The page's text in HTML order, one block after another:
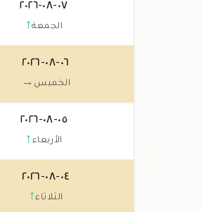
٠٧-٠٨-٢٠٢٦
الجمعة↑
٠٦-٠٨-٢٠٢٦
الخميس →
٠٥-٠٨-٢٠٢٦
الأربعاء ↑
٠٤-٠٨-٢٠٢٦
الثلاثاء↑